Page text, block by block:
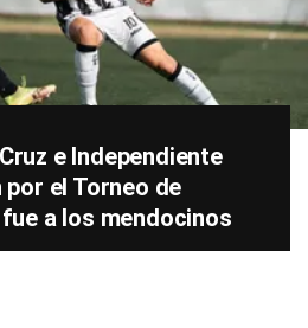
e Independiente
por el Torneo de
a los mendocinos